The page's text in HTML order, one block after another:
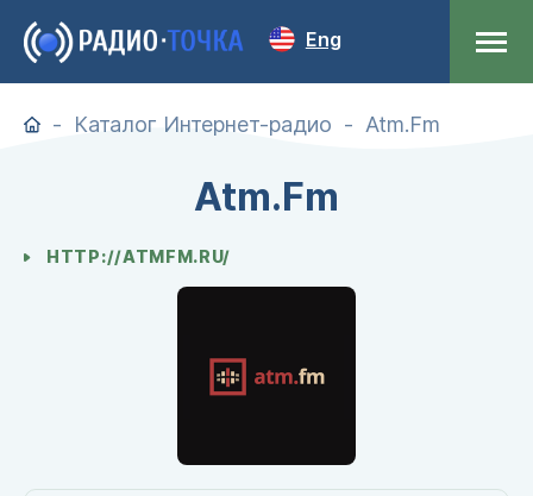
Eng
Каталог Интернет-радио Atm.Fm
Atm.Fm
HTTP://ATMFM.RU/